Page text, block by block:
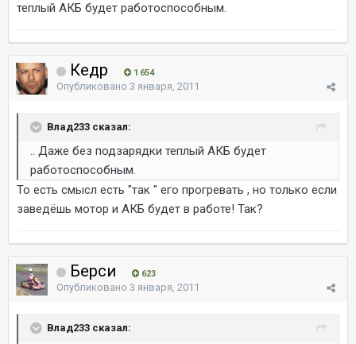
теплый АКБ будет работоспособным.
Кедр 1 654
Опубликовано 3 января, 2011
Влад233 сказал:
.. Даже без подзарядки теплый АКБ будет
работоспособным.
То есть смысл есть "так " его прогревать , но только если
заведёшь мотор и АКБ будет в работе! Так?
Берси 623
Опубликовано 3 января, 2011
Влад233 сказал: